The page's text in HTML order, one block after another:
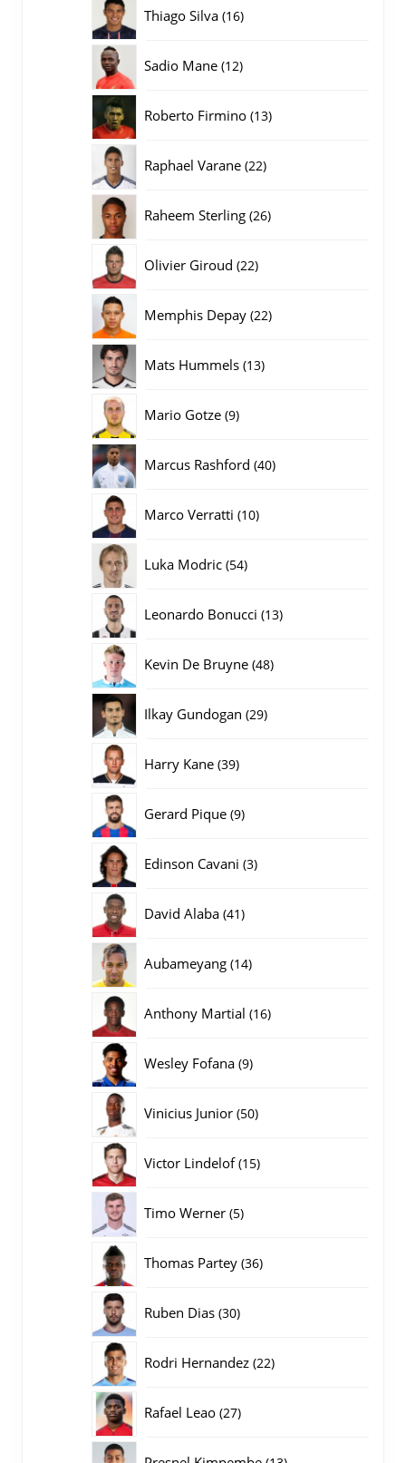
Thiago Silva 1616
Sadio Mane 1212
Roberto Firmino 1313
Raphael Varane 2222
Raheem Sterling 2626
Olivier Giroud 2222
Memphis Depay 2222
Mats Hummels 1313
Mario Gotze 99
Marcus Rashford 4040
Marco Verratti 1010
Luka Modric 5454
Leonardo Bonucci 1313
Kevin De Bruyne 4848
Ilkay Gundogan 2929
Harry Kane 3939
Gerard Pique 99
Edinson Cavani 33
David Alaba 4141
Aubameyang 1414
Anthony Martial 1616
Wesley Fofana 99
Vinicius Junior 5050
Victor Lindelof 1515
Timo Werner 55
Thomas Partey 3636
Ruben Dias 3030
Rodri Hernandez 2222
Rafael Leao 2727